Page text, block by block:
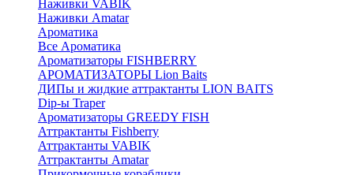
Наживки VABIK
Наживки Amatar
Ароматика
Все Ароматика
Ароматизаторы FISHBERRY
АРОМАТИЗАТОРЫ Lion Baits
ДИПы и жидкие аттрактанты LION BAITS
Dip-ы Traper
Ароматизаторы GREEDY FISH
Аттрактанты Fishberry
Аттрактанты VABIK
Аттрактанты Amatar